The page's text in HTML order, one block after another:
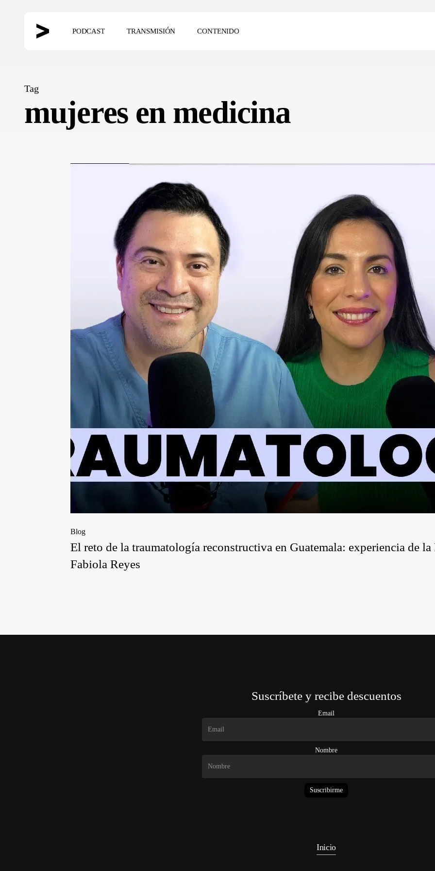
PODCAST TRANSMISIÓN CONTENIDO
Tag
mujeres en medicina
Blog
El reto de la traumatología reconstructiva en Guatemala: experiencia de la
Fabiola Reyes
Suscríbete y recibe descuentos
Email
Nombre
Suscribirme
Inicio